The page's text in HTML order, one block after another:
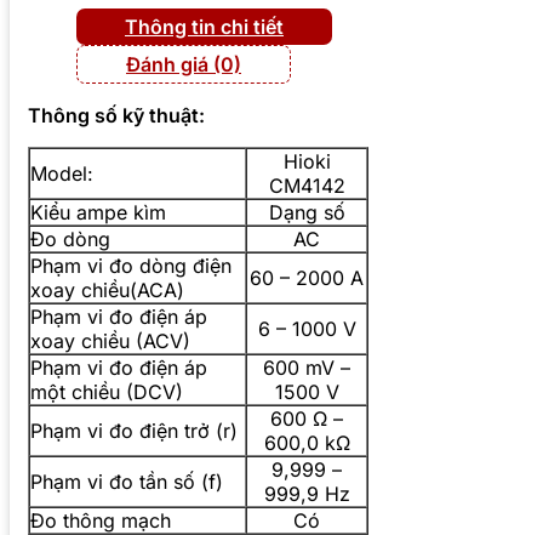
Thông tin chi tiết
Đánh giá (0)
Thông số kỹ thuật:
Model:
Hioki
CM4142
Kiểu ampe kìm
Dạng số
Đo dòng
AC
Phạm vi đo dòng điện
xoay chiều(ACA)
60 – 2000 A
Phạm vi đo điện áp
xoay chiều (ACV)
6 – 1000 V
Phạm vi đo điện áp
một chiều (DCV)
600 mV –
1500 V
Phạm vi đo điện trở (r)
600 Ω –
600,0 kΩ
Phạm vi đo tần số (f)
9,999 –
999,9 Hz
Đo thông mạch
Có